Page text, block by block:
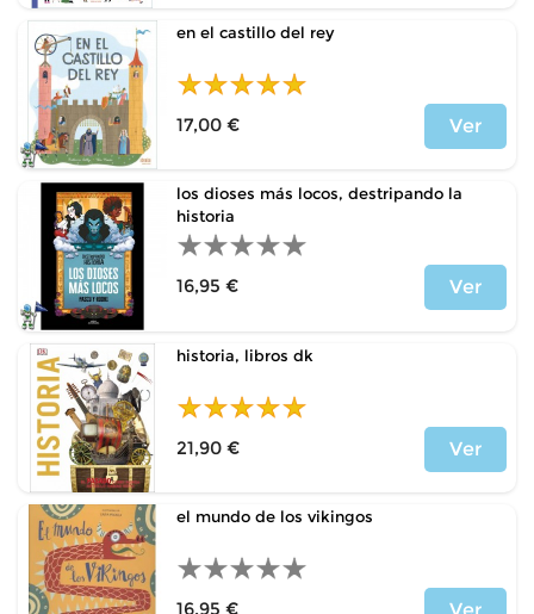
en el castillo del rey
17,00 €
Ver
los dioses más locos, destripando la
historia
16,95 €
Ver
historia, libros dk
21,90 €
Ver
el mundo de los vikingos
16,95 €